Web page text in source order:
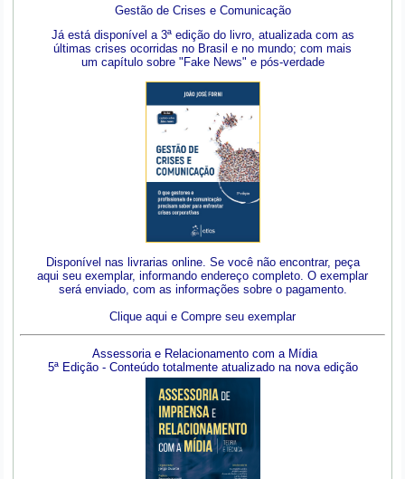
Gestão de Crises e Comunicação
Já está disponível a 3ª edição do livro, atualizada com as
últimas crises ocorridas no Brasil e no mundo; com mais
um capítulo sobre "Fake News" e pós-verdade
Disponível nas livrarias online. Se você não encontrar, peça
aqui seu exemplar, informando endereço completo. O exemplar
será enviado, com as informações sobre o pagamento.
Clique aqui e Compre seu exemplar
Assessoria e Relacionamento com a Mídia
5ª Edição - Conteúdo totalmente atualizado na nova edição